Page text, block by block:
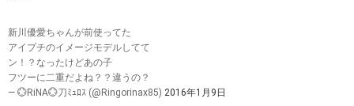
新川優愛ちゃんが前使ってた
アイプチのイメージモデルしてて
ン！？なったけどあの子
フツーに二重だよね？？違うの？
— 💮RiNA💮刀ﾐｭﾛｽ (@Ringorinax85) 2016年1月9日